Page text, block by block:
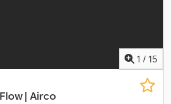
1 / 15
| Airco